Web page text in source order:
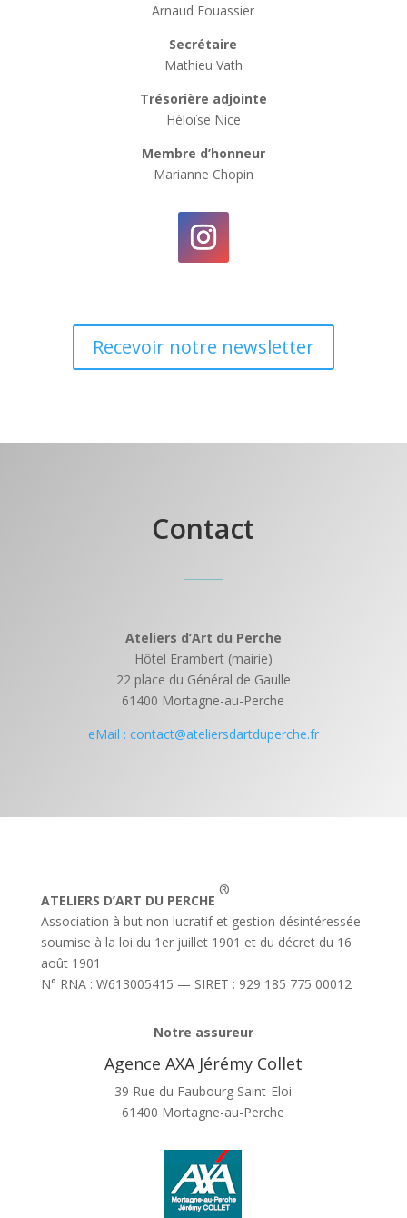
Arnaud Fouassier
Secrétaire
Mathieu Vath
Trésorière adjointe
Héloïse Nice
Membre d’honneur
Marianne Chopin
Recevoir notre newsletter
Contact
Ateliers d’Art du Perche
Hôtel Erambert (mairie)
22 place du Général de Gaulle
61400 Mortagne-au-Perche
eMail : contact@ateliersdartduperche.fr
ATELIERS D’ART DU PERCHE
®
Association à but non lucratif et gestion désintéressée
soumise à la loi du 1er juillet 1901 et du décret du 16
août 1901
N° RNA : W613005415 — SIRET : 929 185 775 00012
Notre assureur
Agence AXA Jérémy Collet
39 Rue du Faubourg Saint-Eloi
61400 Mortagne-au-Perche